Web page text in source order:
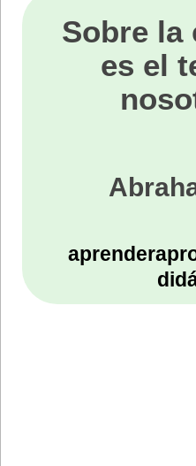
Sobre la
es el